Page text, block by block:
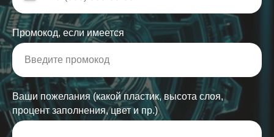
Промокод, если имеется
Ваши пожелания (какой пластик, высота слоя,
процент заполнения, цвет и пр.)